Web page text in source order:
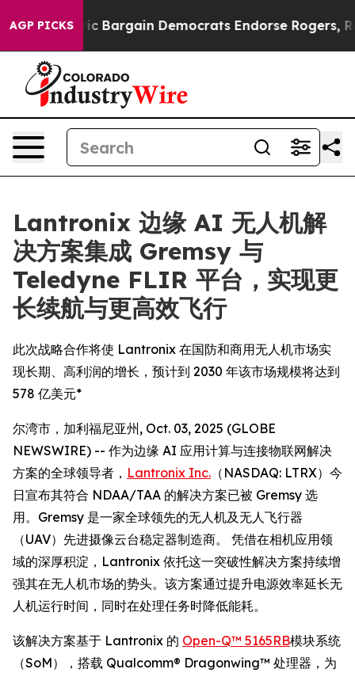
AGP PICKSBargain Democrats Endorse Rogers,
Lantronix 边缘 AI 无人机解
决方案集成 Gremsy 与
Teledyne FLIR 平台，实现更
长续航与更高效飞行
此次战略合作将使 Lantronix 在国防和商用无人机市场实
现长期、高利润的增长，预计到 2030 年该市场规模将达到
578 亿美元*
尔湾市，加利福尼亚州, Oct. 03, 2025 (GLOBE
NEWSWIRE) -- 作为边缘 AI 应用计算与连接物联网解决
方案的全球领导者， Lantronix Inc. （NASDAQ: LTRX）今
日宣布其符合 NDAA/TAA 的解决方案已被 Gremsy 选
用。Gremsy 是一家全球领先的无人机及无人飞行器
（UAV）先进摄像云台稳定器制造商。 凭借在相机应用领
域的深厚积淀，Lantronix 依托这一突破性解决方案持续增
强其在无人机市场的势头。该方案通过提升电源效率延长无
人机运行时间，同时在处理任务时降低能耗。
该解决方案基于 Lantronix 的 Open-Q™ 5165RB模块系统
（SoM），搭载 Qualcomm® Dragonwing™ 处理器，为